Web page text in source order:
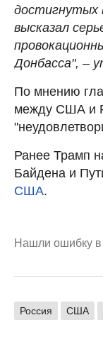
достигнутых
высказал
Донбасса", –
По мнению
между США и
Ранее Трамп
Байдена и
США.
Нашли ошибку в
Россия США